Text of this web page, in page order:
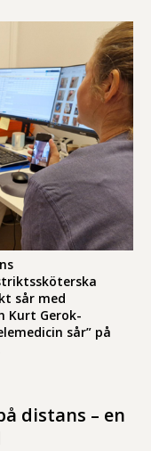
sår med
Kurt Gerok-
sår” på
distans – en